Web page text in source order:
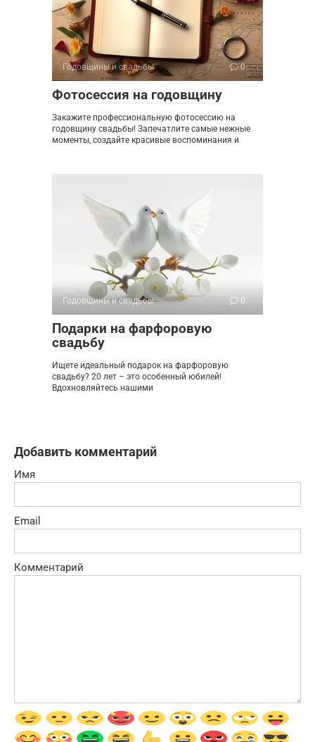
Годовщины и свадьбы 0
Фотосессия на годовщину
Закажите профессиональную фотосессию на
годовщину свадьбы! Запечатлите самые нежные
моменты, создайте красивые воспоминания и
Годовщины и свадьбы 0
Подарки на фарфоровую
свадьбу
Ищете идеальный подарок на фарфоровую
свадьбу? 20 лет – это особенный юбилей!
Вдохновляйтесь нашими
Добавить комментарий
Имя
Email
Комментарий